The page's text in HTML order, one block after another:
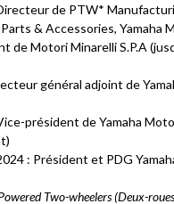
de PTW*
& Accessories, Yamaha
de Motori Minarelli S.P.A
général adjoint de
président de Yamaha
: Président et PDG
Two-wheelers (Deux-